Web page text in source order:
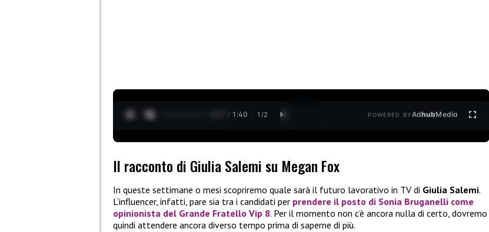
0:28 / 1:40 1 /2 POWERED BYAdhubMedia
Il racconto di Giulia Salemi su Megan Fox
In queste settimane o mesi scopriremo quale sarà il futuro lavorativo in TV di Giulia Salemi.
L’influencer, infatti, pare sia tra i candidati per prendere il posto di Sonia Bruganelli come
opinionista del Grande Fratello Vip 8. Per il momento non c’è ancora nulla di certo, dovremo
quindi attendere ancora diverso tempo prima di saperne di più.